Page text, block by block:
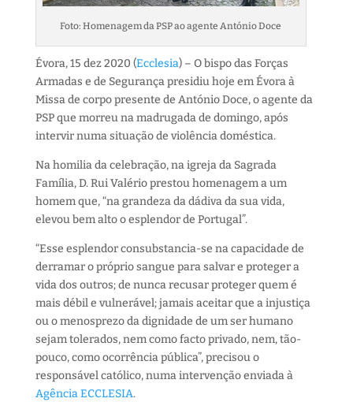
Foto: Homenagem da PSP ao agente António Doce
Évora, 15 dez 2020 (Ecclesia) – O bispo das Forças
Armadas e de Segurança presidiu hoje em Évora à
Missa de corpo presente de António Doce, o agente da
PSP que morreu na madrugada de domingo, após
intervir numa situação de violência doméstica.
Na homilia da celebração, na igreja da Sagrada
Família, D. Rui Valério prestou homenagem a um
homem que, “na grandeza da dádiva da sua vida,
elevou bem alto o esplendor de Portugal”.
“Esse esplendor consubstancia-se na capacidade de
derramar o próprio sangue para salvar e proteger a
vida dos outros; de nunca recusar proteger quem é
mais débil e vulnerável; jamais aceitar que a injustiça
ou o menosprezo da dignidade de um ser humano
sejam tolerados, nem como facto privado, nem, tão-
pouco, como ocorrência pública”, precisou o
responsável católico, numa intervenção enviada à
Agência ECCLESIA.